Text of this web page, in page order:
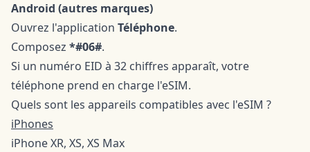
Android (autres marques)
Ouvrez l'application Téléphone.
Composez *#06#.
Si un numéro EID à 32 chiffres apparaît, votre
téléphone prend en charge l'eSIM.
Quels sont les appareils compatibles avec l'eSIM ?
iPhones
iPhone XR, XS, XS Max